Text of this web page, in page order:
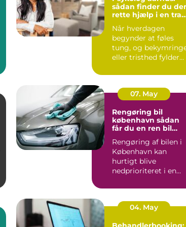
sådan finder du
rette hjælp i en
Når hverdagen
begynder at føles
tung, og
eller tristhed fylder
kan en p...
07. May
Rengøring bil
københavn sådan
får du en ren bil
Rengøring af bilen i
København kan
hurtigt blive
nedprioriteret i en
arbejde, børn...
04. May